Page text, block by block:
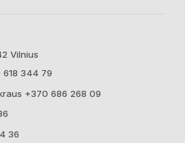
Vilnius
344 79
+370 686 268 09
36